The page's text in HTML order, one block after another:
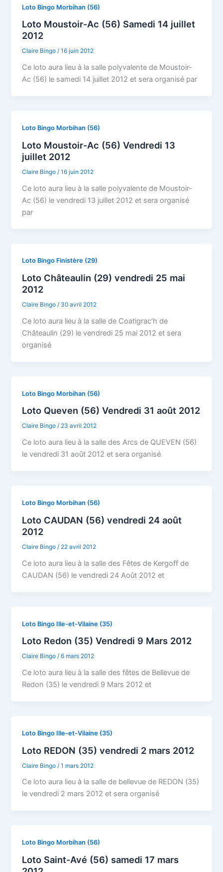
Loto Bingo Morbihan (56)
Loto Moustoir-Ac (56) Samedi 14 juillet
2012
Claire Bingo/16 juin 2012
Ce loto aura lieu à la salle polyvalente de Moustoir-
Ac (56) le samedi 14 juillet 2012 et sera organisé par
Loto Bingo Morbihan (56)
Loto Moustoir-Ac (56) Vendredi 13
juillet 2012
Claire Bingo /16 juin 2012
Ce loto aura lieu à la salle polyvalente de Moustoir-
Ac (56) le vendredi 13 juillet 2012 et sera organisé
par
Loto Bingo Finistère (29)
Loto Châteaulin (29) vendredi 25 mai
2012
Claire Bingo/ 30 avril 2012
Ce loto aura lieu à la salle de Coatigrac’h de
Châteaulin (29) le vendredi 25 mai 2012 et sera
organisé
Loto Bingo Morbihan (56)
Loto Queven (56) Vendredi 31 août 2012
Claire Bingo/ 23 avril 2012
Ce loto aura lieu à la salle des Arcs de QUEVEN (56)
le vendredi 31 août 2012 et sera organisé
Loto Bingo Morbihan (56)
Loto CAUDAN (56) vendredi 24 août
2012
Claire Bingo / 22 avril 2012
Ce loto aura lieu à la salle des Fêtes de Kergoff de
CAUDAN (56) le vendredi 24 Août 2012 et
Loto Bingo Ille-et-Vilaine (35)
Loto Redon (35) Vendredi 9 Mars 2012
Claire Bingo/6 mars 2012
Ce loto aura lieu à la salle des fêtes de Bellevue de
Redon (35) le vendredi 9 Mars 2012 et
Loto Bingo Ille-et-Vilaine (35)
Loto REDON (35) vendredi 2 mars 2012
Claire Bingo /1 mars 2012
Ce loto aura lieu à la salle de bellevue de REDON (35)
le vendredi 2 mars 2012 et sera organisé
Loto Bingo Morbihan (56)
Loto Saint-Avé (56) samedi 17 mars